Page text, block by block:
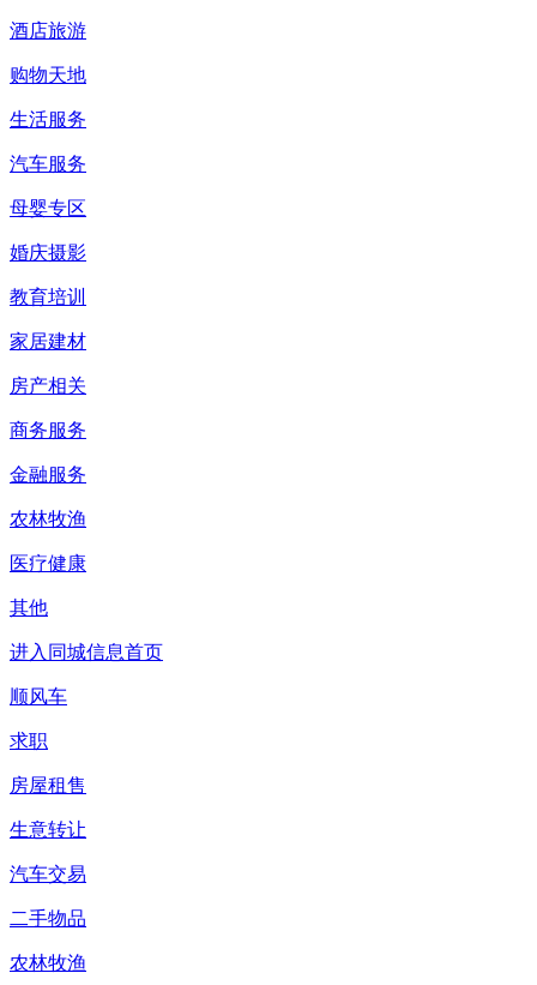
酒店旅游
购物天地
生活服务
汽车服务
母婴专区
婚庆摄影
教育培训
家居建材
房产相关
商务服务
金融服务
农林牧渔
医疗健康
其他
进入同城信息首页
顺风车
求职
房屋租售
生意转让
汽车交易
二手物品
农林牧渔